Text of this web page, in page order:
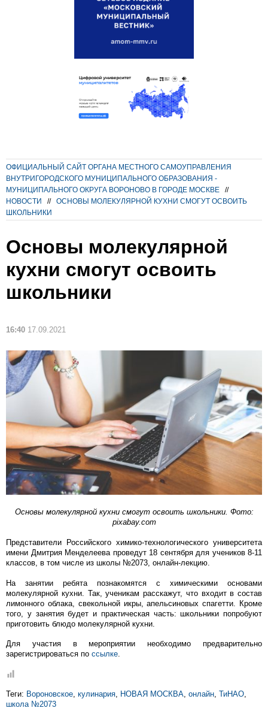
ОФИЦИАЛЬНЫЙ САЙТ ОРГАНА МЕСТНОГО САМОУПРАВЛЕНИЯ
ВНУТРИГОРОДСКОГО МУНИЦИПАЛЬНОГО ОБРАЗОВАНИЯ -
МУНИЦИПАЛЬНОГО ОКРУГА ВОРОНОВО В ГОРОДЕ МОСКВЕ
//
НОВОСТИ
//
ОСНОВЫ МОЛЕКУЛЯРНОЙ КУХНИ СМОГУТ ОСВОИТЬ
ШКОЛЬНИКИ
Основы молекулярной
кухни смогут освоить
школьники
16:40 17.09.2021
Основы молекулярной кухни смогут освоить школьники. Фото:
pixabay.com
Представители Российского химико-технологического университета
имени Дмитрия Менделеева проведут 18 сентября для учеников 8-11
классов, в том числе из школы №2073, онлайн-лекцию.
На занятии ребята познакомятся с химическими основами
молекулярной кухни. Так, ученикам расскажут, что входит в состав
лимонного облака, свекольной икры, апельсиновых спагетти. Кроме
того, у занятия будет и практическая часть: школьники попробуют
приготовить блюдо молекулярной кухни.
Для участия в мероприятии необходимо предварительно
зарегистрироваться по ссылке.
Теги: Вороновское кулинария НОВАЯ МОСКВА онлайн ТиНАО
школа №2073